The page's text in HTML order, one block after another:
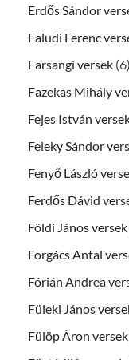
Erdős Sándor
Faludi Ferenc
Farsangi versek (6)
Fazekas Mihály
Fejes István
Feleky Sándor
Fenyő László
Ferdős Dávid
Földi János versek
Forgács Antal
Fórián Andrea
Füleki János
Fülöp Áron versek